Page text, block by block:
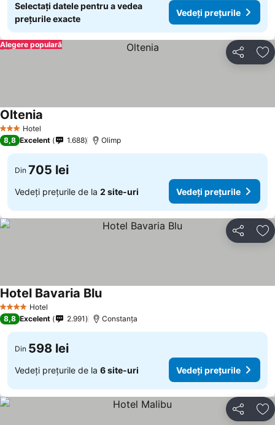
Selectați datele pentru a vedea
prețurile exacte
Vedeți prețurile
Distribuiți
Alegere populară
3 SteleHotel
Oltenia
8,8 Excelent 1.688 Olimp
Din 705 lei
Vedeți prețurile de la 2 site-uri Vedeți prețurile
Distribuiți
4 Stele Hotel
Hotel Bavaria Blu
8,8 Excelent 2.991 Constanța
Din 598 lei
Vedeți prețurile de la 6 site-uri Vedeți prețurile
Distribuiți